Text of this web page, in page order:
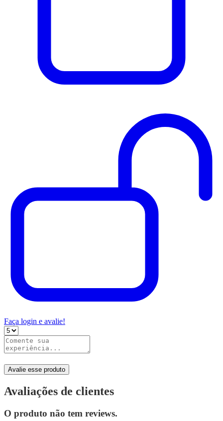
Faça login e avalie!
Avalie esse produto
Avaliações de clientes
O produto não tem reviews.